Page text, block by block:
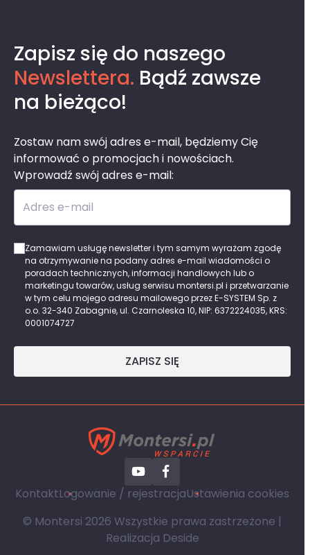
Zapisz się do naszego
Newslettera. Bądź zawsze
na bieżąco!
Zostaw nam swój adres e-mail, będziemy Cię
informować o promocjach i nowościach.
Wprowadź swój adres e-mail:
Adres e-mail
Zamawiam usługę newsletter i tym samym wyrażam zgodę
na otrzymywanie na podany adres e-mail wiadomości o
poradach technicznych, informacji handlowych lub o
marketingu towarów, usług serwisu montersi.pl i przetwarzanie
w tym celu mojego adresu mailowego przez E-SYSTEM Sp. z
o.o. 32-340 Zabagnie, ul. Czarnoleska 10, NIP: 6372224035, KRS:
0001074727
ZAPISZ SIĘ
KontaktLogowanie / rejestracjaUstawienia cookies
© Montersi 2026 Wszystkie prawa zastrzeżone |
Realizacja Deside